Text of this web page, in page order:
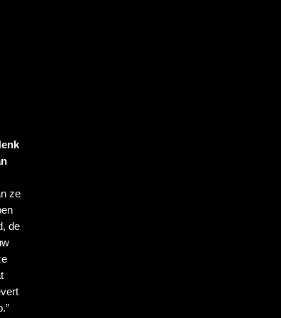
ze
de